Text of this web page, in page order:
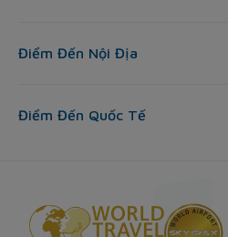
Điểm Đến Nội Địa
Điểm Đến Quốc Tế